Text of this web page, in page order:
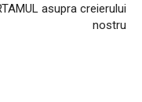
asupra creierului
nostru